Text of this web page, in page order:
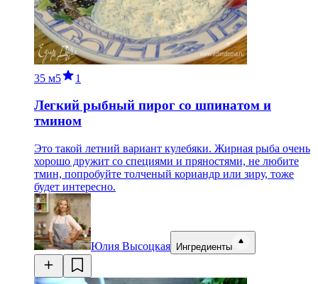
35 м5 1
Легкий рыбный пирог со шпинатом и
тмином
Это такой летний вариант кулебяки. Жирная рыба очень
хорошо дружит со специями и пряностями, не любите
тмин, попробуйте толченый кориандр или зиру, тоже
будет интересно.
Юлия Высоцкая Ингредиенты